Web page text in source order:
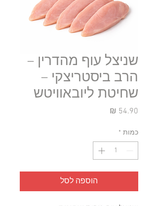
שניצל עוף מהדרין –
הרב ביסטריצקי –
שחיטת ליובאוויטש
כמות *
הוספה לסל